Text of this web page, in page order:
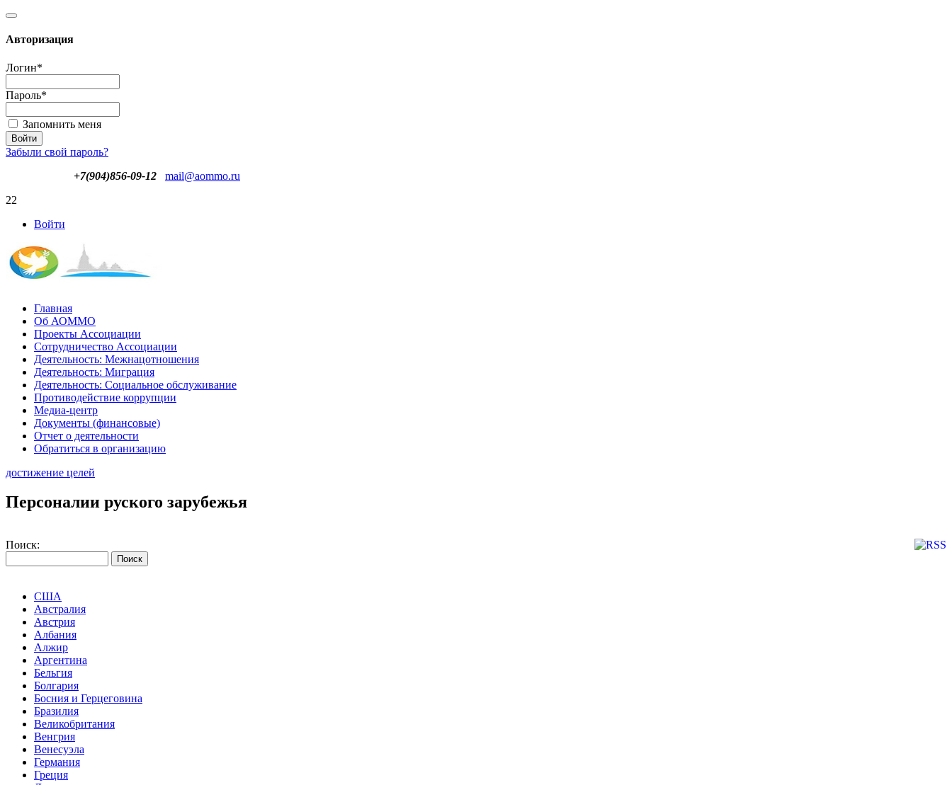
Авторизация
Логин*
Пароль*
Запомнить меня
Забыли свой пароль?
+7(904)856-09-12
mail@aommo.ru
22
Войти
Главная
Об АОММО
Проекты Ассоциации
Сотрудничество Ассоциации
Деятельность: Межнацотношения
Деятельность: Миграция
Деятельность: Социальное обслуживание
Противодействие коррупции
Медиа-центр
Документы (финансовые)
Отчет о деятельности
Обратиться в организацию
достижение целей
Персоналии руского зарубежья
Поиск:
США
Австралия
Австрия
Албания
Алжир
Аргентина
Бельгия
Болгария
Босния и Герцеговина
Бразилия
Великобритания
Венгрия
Венесуэла
Германия
Греция